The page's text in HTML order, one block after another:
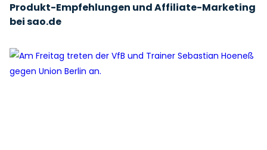
Produkt-Empfehlungen und Affiliate-Marketing
bei sao.de